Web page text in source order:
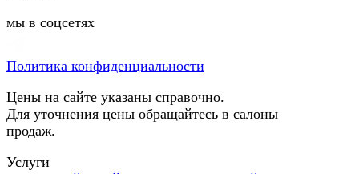
мы в соцсетях
Политика конфиденциальности
Цены на сайте указаны справочно.
Для уточнения цены обращайтесь в салоны
продаж.
Услуги